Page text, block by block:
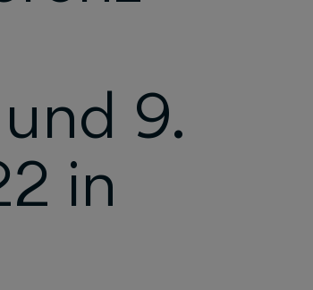
9.
in